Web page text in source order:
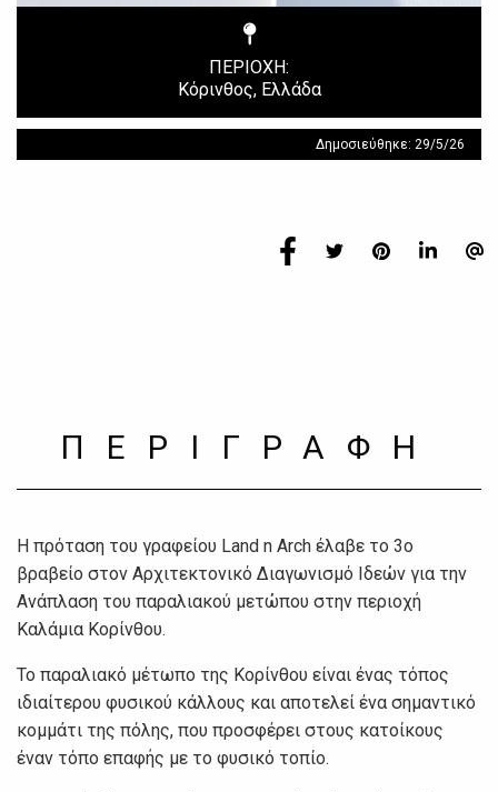
ΠΕΡΙΟΧΗ:
Κόρινθος, Ελλάδα
Δημοσιεύθηκε: 29/5/26
ΠΕΡΙΓΡΑΦΗ
Η πρόταση του γραφείου Land n Arch έλαβε το 3ο
βραβείο στον Αρχιτεκτονικό Διαγωνισμό Ιδεών για την
Ανάπλαση του παραλιακού μετώπου στην περιοχή
Καλάμια Κορίνθου.
Το παραλιακό μέτωπο της Κορίνθου είναι ένας τόπος
ιδιαίτερου φυσικού κάλλους και αποτελεί ένα σημαντικό
κομμάτι της πόλης, που προσφέρει στους κατοίκους
έναν τόπο επαφής με το φυσικό τοπίο.